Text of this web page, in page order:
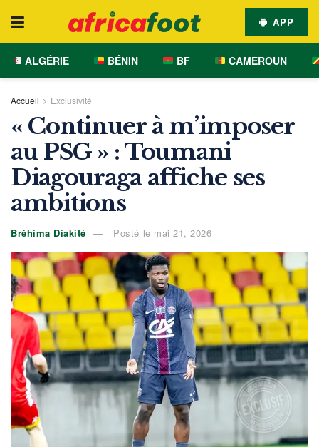
APP
ALGÉRIE BÉNIN BF CAMEROUN
Accueil Exclusivité
« Continuer à m’imposer
au PSG » : Toumani
Diagouraga affiche ses
ambitions
Bréhima Diakité Posté le mai 21, 2026